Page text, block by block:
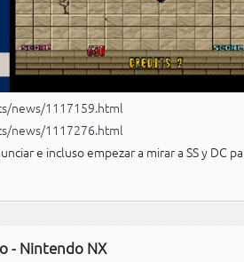
news/1117159.html
news/1117276.html
e incluso empezar a mirar a SS y DC
- Nintendo NX